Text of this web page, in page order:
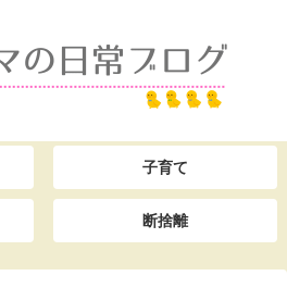
子育て
断捨離